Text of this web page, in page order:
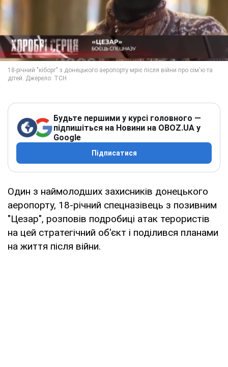
Будьте першими у курсі головного —
підпишіться на Новини на OBOZ.UA у
Google
Підписатися
Один з наймолодших захисників донецького
аеропорту, 18-річний спецназівець з позивним
"Цезар", розповів подробиці атак терористів
на цей стратегічний об'єкт і поділився планами
на життя після війни.